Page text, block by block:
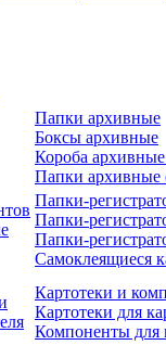
Папки архивные
Боксы архивные
Короба
Папки архивные
Папки-
Папки-
Папки-
Самоклеящиеся
Картотеки и
Картотеки для
Компоненты для